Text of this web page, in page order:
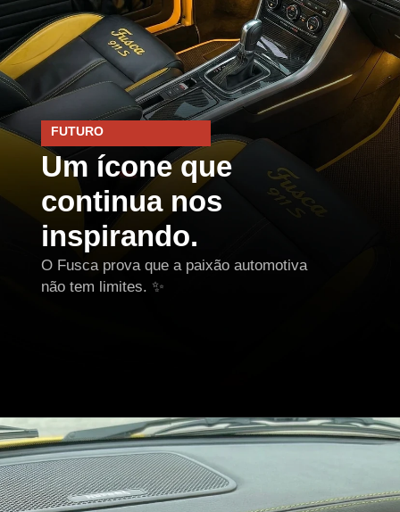
FUTURO
Um ícone que
continua nos
inspirando.
O Fusca prova que a paixão automotiva
não tem limites. ✨